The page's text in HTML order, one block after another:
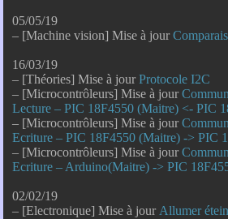
05/05/19
– [Machine vision] Mise à jour
16/03/19
– [Théories] Mise à jourProtocole I2C
– [Microcontrôleurs] Mise à jour
Lecture – PIC 18F4550 (Maitre) <- PIC
– [Microcontrôleurs] Mise à jour
Ecriture – PIC 18F4550 (Maitre) -> PIC
– [Microcontrôleurs] Mise à jour
Ecriture – Arduino(Maitre) -> PIC
02/02/19
– [Electronique] Mise à jourAllumer